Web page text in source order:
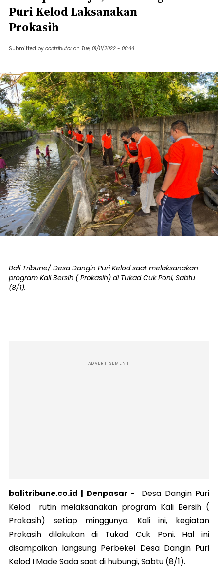
Puri Kelod Laksanakan
Prokasih
Submitted by contributor on Tue, 01/11/2022 - 00:44
Bali Tribune/ Desa Dangin Puri Kelod saat melaksanakan
program Kali Bersih ( Prokasih) di Tukad Cuk Poni, Sabtu
(8/1).
ADVERTISEMENT
balitribune.co.id | Denpasar - Desa Dangin Puri
Kelod rutin melaksanakan program Kali Bersih (
Prokasih) setiap minggunya. Kali ini, kegiatan
Prokasih dilakukan di Tukad Cuk Poni. Hal ini
disampaikan langsung Perbekel Desa Dangin Puri
Kelod I Made Sada saat di hubungi, Sabtu (8/1).